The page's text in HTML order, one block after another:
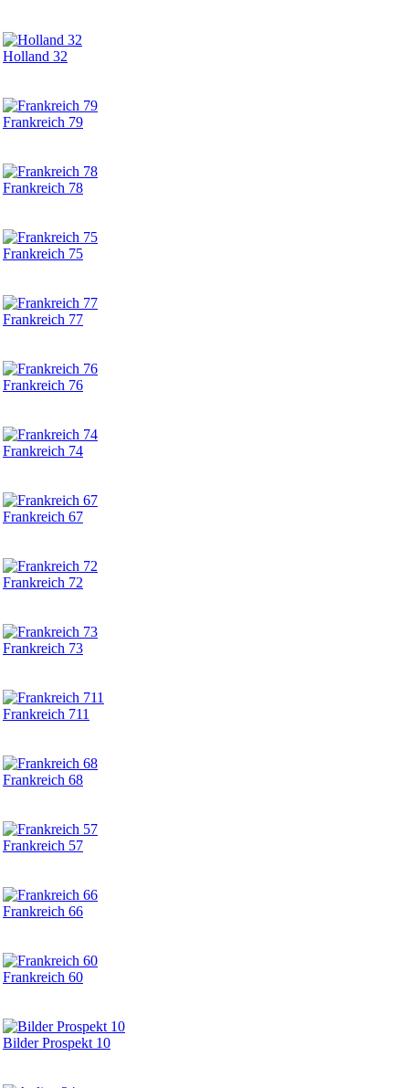
Holland 32
Frankreich 79
Frankreich 78
Frankreich 75
Frankreich 77
Frankreich 76
Frankreich 74
Frankreich 67
Frankreich 72
Frankreich 73
Frankreich 711
Frankreich 68
Frankreich 57
Frankreich 66
Frankreich 60
Bilder Prospekt 10